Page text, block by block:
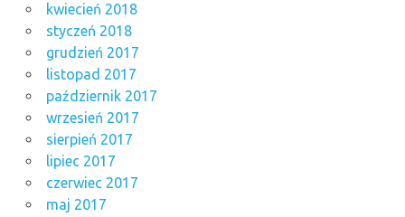
kwiecień 2018
styczeń 2018
grudzień 2017
listopad 2017
październik 2017
wrzesień 2017
sierpień 2017
lipiec 2017
czerwiec 2017
maj 2017